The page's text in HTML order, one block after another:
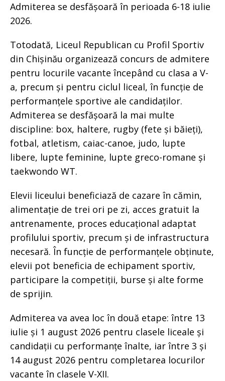
Admiterea se desfășoară în perioada 6-18 iulie
2026.
Totodată, Liceul Republican cu Profil Sportiv
din Chișinău organizează concurs de admitere
pentru locurile vacante începând cu clasa a V-
a, precum și pentru ciclul liceal, în funcție de
performanțele sportive ale candidaților.
Admiterea se desfășoară la mai multe
discipline: box, haltere, rugby (fete și băieți),
fotbal, atletism, caiac-canoe, judo, lupte
libere, lupte feminine, lupte greco-romane și
taekwondo WT.
Elevii liceului beneficiază de cazare în cămin,
alimentație de trei ori pe zi, acces gratuit la
antrenamente, proces educațional adaptat
profilului sportiv, precum și de infrastructura
necesară. În funcție de performanțele obținute,
elevii pot beneficia de echipament sportiv,
participare la competiții, burse și alte forme
de sprijin.
Admiterea va avea loc în două etape: între 13
iulie și 1 august 2026 pentru clasele liceale și
candidații cu performanțe înalte, iar între 3 și
14 august 2026 pentru completarea locurilor
vacante în clasele V-XII.